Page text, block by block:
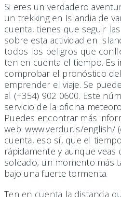
Si eres un verdadero
un trekking en Islandia de
cuenta, tienes que seguir
sobre esta actividad en
todos los peligros que
ten en cuenta el tiempo. Es
comprobar el pronóstico
emprender el viaje. Se
al (+354) 902 0600. Este
servicio de la oficina
Puedes encontrar más
web: www.verdur.is/english/
cuenta, eso sí, que el
rápidamente y aunque veas
soleado, un momento más
bajo una fuerte tormenta.
Ten en cuenta la distancia